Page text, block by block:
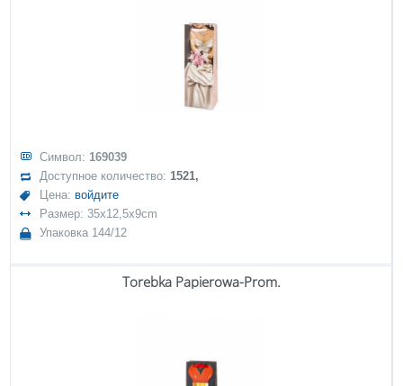
Символ: 169039
Доступное количество:1521,
Цена: войдите
Размер: 35x12,5x9cm
Упаковка 144/12
Torebka Papierowa-Prom.